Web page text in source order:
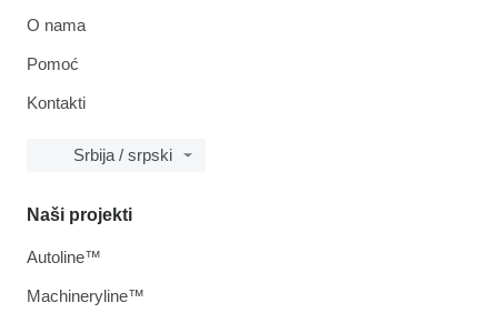
O nama
Pomoć
Kontakti
Srbija / srpski
Naši projekti
Autoline™
Machineryline™